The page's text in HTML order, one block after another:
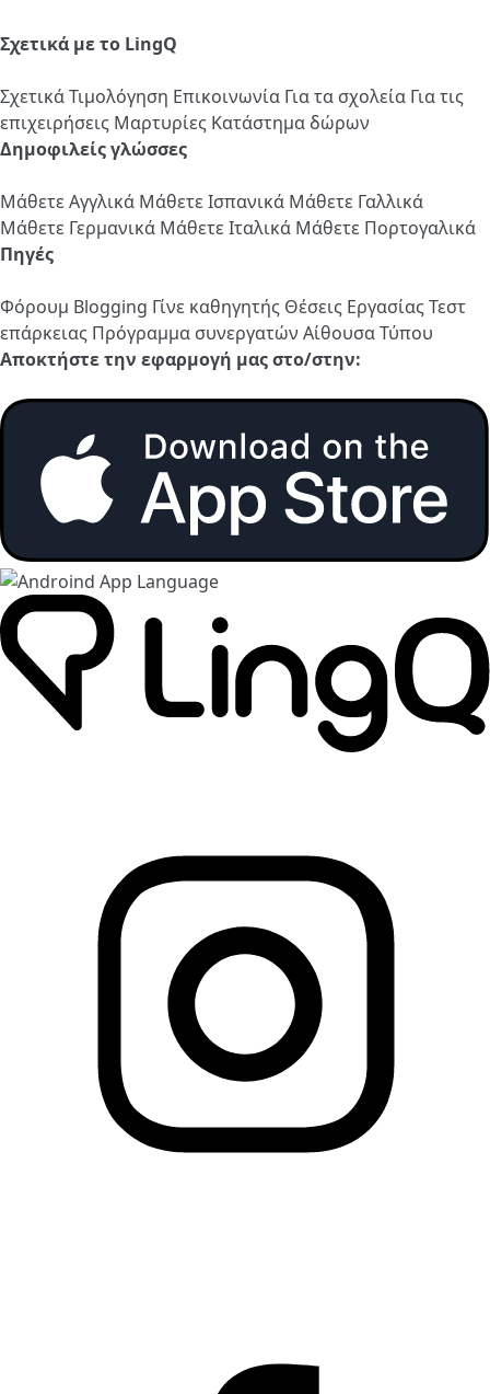
Σχετικά με το LingQ
ΣχετικάΤιμολόγηση Επικοινωνία Για τα σχολεία Για τις
επιχειρήσεις Μαρτυρίες Κατάστημα δώρων
Δημοφιλείς γλώσσες
Μάθετε Αγγλικά Μάθετε Ισπανικά Μάθετε Γαλλικά
Μάθετε Γερμανικά Μάθετε Ιταλικά Μάθετε Πορτογαλικά
Πηγές
Φόρουμ Blogging Γίνε καθηγητής Θέσεις ΕργασίαςΤεστ
επάρκειας Πρόγραμμα συνεργατών Αίθουσα Τύπου
Αποκτήστε την εφαρμογή μας στο/στην: